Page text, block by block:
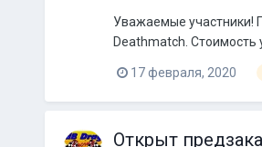
Уважаемые участники!
Deathmatch. Стоимость
17 февраля, 2020
Открыт